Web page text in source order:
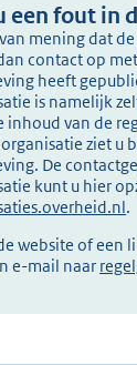
een fout in
mening dat
contact op
heeft
is namelijk
inhoud van de
ziet u
De
kunt u hier
.
website of een
e-mail naar